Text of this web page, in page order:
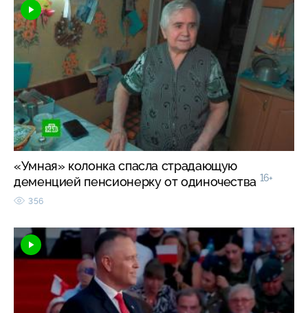
«Умная» колонка спасла страдающую
деменцией пенсионерку от одиночества 16+
356